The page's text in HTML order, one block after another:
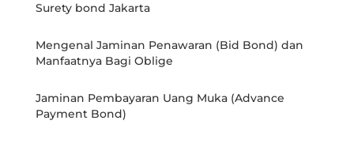
Surety bond Jakarta
Mengenal Jaminan Penawaran (Bid Bond) dan
Manfaatnya Bagi Oblige
Jaminan Pembayaran Uang Muka (Advance
Payment Bond)